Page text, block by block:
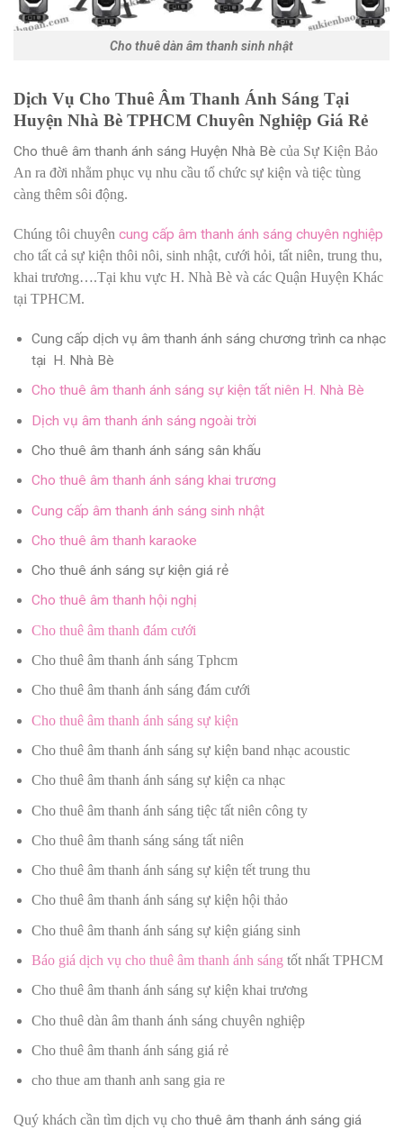
Cho thuê dàn âm thanh sinh nhật
Dịch Vụ Cho Thuê Âm Thanh Ánh Sáng Tại
Huyện Nhà Bè TPHCM Chuyên Nghiệp Giá Rẻ
Cho thuê âm thanh ánh sáng Huyện Nhà Bè của Sự Kiện Bảo
An ra đời nhằm phục vụ nhu cầu tổ chức sự kiện và tiệc tùng
càng thêm sôi động.
Chúng tôi chuyên cung cấp âm thanh ánh sáng chuyên nghiệp
cho tất cả sự kiện thôi nôi, sinh nhật, cưới hỏi, tất niên, trung thu,
khai trương….Tại khu vực H. Nhà Bè và các Quận Huyện Khác
tại TPHCM.
Cung cấp dịch vụ âm thanh ánh sáng chương trình ca nhạc
tại H. Nhà Bè
Cho thuê âm thanh ánh sáng sự kiện tất niên H. Nhà Bè
Dịch vụ âm thanh ánh sáng ngoài trời
Cho thuê âm thanh ánh sáng sân khấu
Cho thuê âm thanh ánh sáng khai trương
Cung cấp âm thanh ánh sáng sinh nhật
Cho thuê âm thanh karaoke
Cho thuê ánh sáng sự kiện giá rẻ
Cho thuê âm thanh hội nghị
Cho thuê âm thanh đám cưới
Cho thuê âm thanh ánh sáng Tphcm
Cho thuê âm thanh ánh sáng đám cưới
Cho thuê âm thanh ánh sáng sự kiện
Cho thuê âm thanh ánh sáng sự kiện band nhạc acoustic
Cho thuê âm thanh ánh sáng sự kiện ca nhạc
Cho thuê âm thanh ánh sáng tiệc tất niên công ty
Cho thuê âm thanh sáng sáng tất niên
Cho thuê âm thanh ánh sáng sự kiện tết trung thu
Cho thuê âm thanh ánh sáng sự kiện hội thảo
Cho thuê âm thanh ánh sáng sự kiện giáng sinh
Báo giá dịch vụ cho thuê âm thanh ánh sáng tốt nhất TPHCM
Cho thuê âm thanh ánh sáng sự kiện khai trương
Cho thuê dàn âm thanh ánh sáng chuyên nghiệp
Cho thuê âm thanh ánh sáng giá rẻ
cho thue am thanh anh sang gia re
Quý khách cần tìm dịch vụ cho thuê âm thanh ánh sáng giá